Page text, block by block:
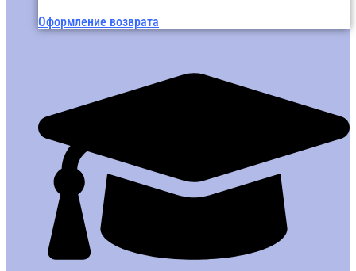
Оформление возврата